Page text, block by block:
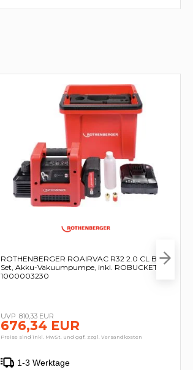
ROTHENBERGER ROAIRVAC R32 2.0 CL Basic
Set, Akku-Vakuumpumpe, inkl. ROBUCKET -
1000003230
810,33 EUR
676,34 EUR
Preise sind inkl. MwSt. und ggf. zzgl. Versandkosten
1-3 Werktage